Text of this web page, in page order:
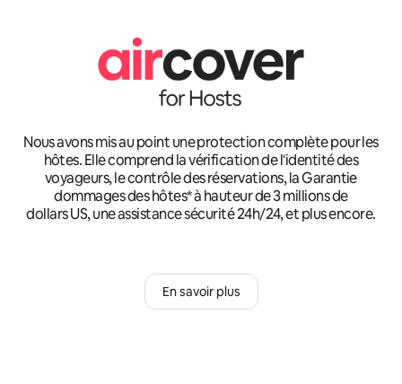
Nous avons mis au point une protection complète pour les
hôtes. Elle comprend la vérification de l'identité des
voyageurs, le contrôle des réservations, la Garantie
dommages des hôtes* à hauteur de 3 millions de
dollars US, une assistance sécurité 24h/24, et plus encore.
En savoir plus